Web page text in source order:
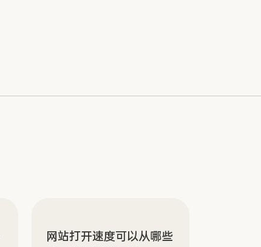
网站打开速度可以从哪些